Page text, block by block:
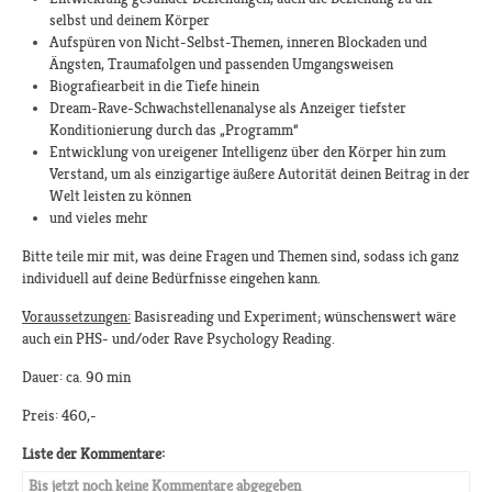
selbst und deinem Körper
Aufspüren von Nicht-Selbst-Themen, inneren Blockaden und
Ängsten, Traumafolgen und passenden Umgangsweisen
Biografiearbeit in die Tiefe hinein
Dream-Rave-Schwachstellenanalyse als Anzeiger tiefster
Konditionierung durch das „Programm“
Entwicklung von ureigener Intelligenz über den Körper hin zum
Verstand, um als einzigartige äußere Autorität deinen Beitrag in der
Welt leisten zu können
und vieles mehr
Bitte teile mir mit, was deine Fragen und Themen sind, sodass ich ganz
individuell auf deine Bedürfnisse eingehen kann.
Voraussetzungen:Basisreading und Experiment; wünschenswert wäre
auch ein PHS- und/oder Rave Psychology Reading.
Dauer: ca. 90 min
Preis: 460,-
Liste der Kommentare:
Bis jetzt noch keine Kommentare abgegeben